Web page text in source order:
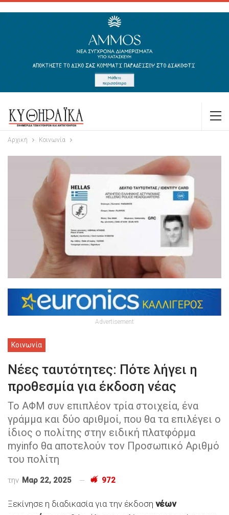
Αρχική Κοινωνία
Advertisement
Κοινωνία
Νέες ταυτότητες: Πότε λήγει η
προθεσμία για έκδοση νέας
Το ΑΦΜ συν επιπλέον τρία στοιχεία, ένα
γράμμα και δύο αριθμοί, που θα τα επιλέγει ο
ίδιος ο πολίτης στην ειδική πλατφόρμα
myinfo θα αποτελούν τον Προσωπικό Αριθμό
του πολίτη
την Μαρ 22, 2025 972
Ξεκίνησε η διαδικασία για την έκδοση νέων